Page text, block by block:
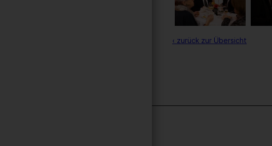
‹ zurück zur Übersicht